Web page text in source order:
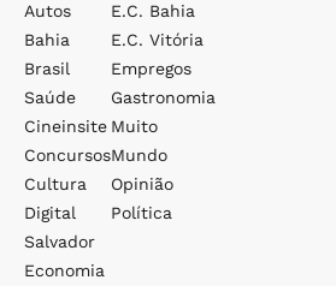
Autos
Bahia
Brasil
Saúde
Cineinsite
Concursos
Cultura
Digital
Salvador
Economia
E.c. Bahia
E.c. Vitória
Empregos
Gastronomia
Muito
Mundo
Opinião
Política